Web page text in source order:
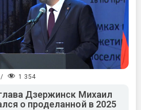
/ 1 354
Дзержинск Михаил
о проделанной в 2025